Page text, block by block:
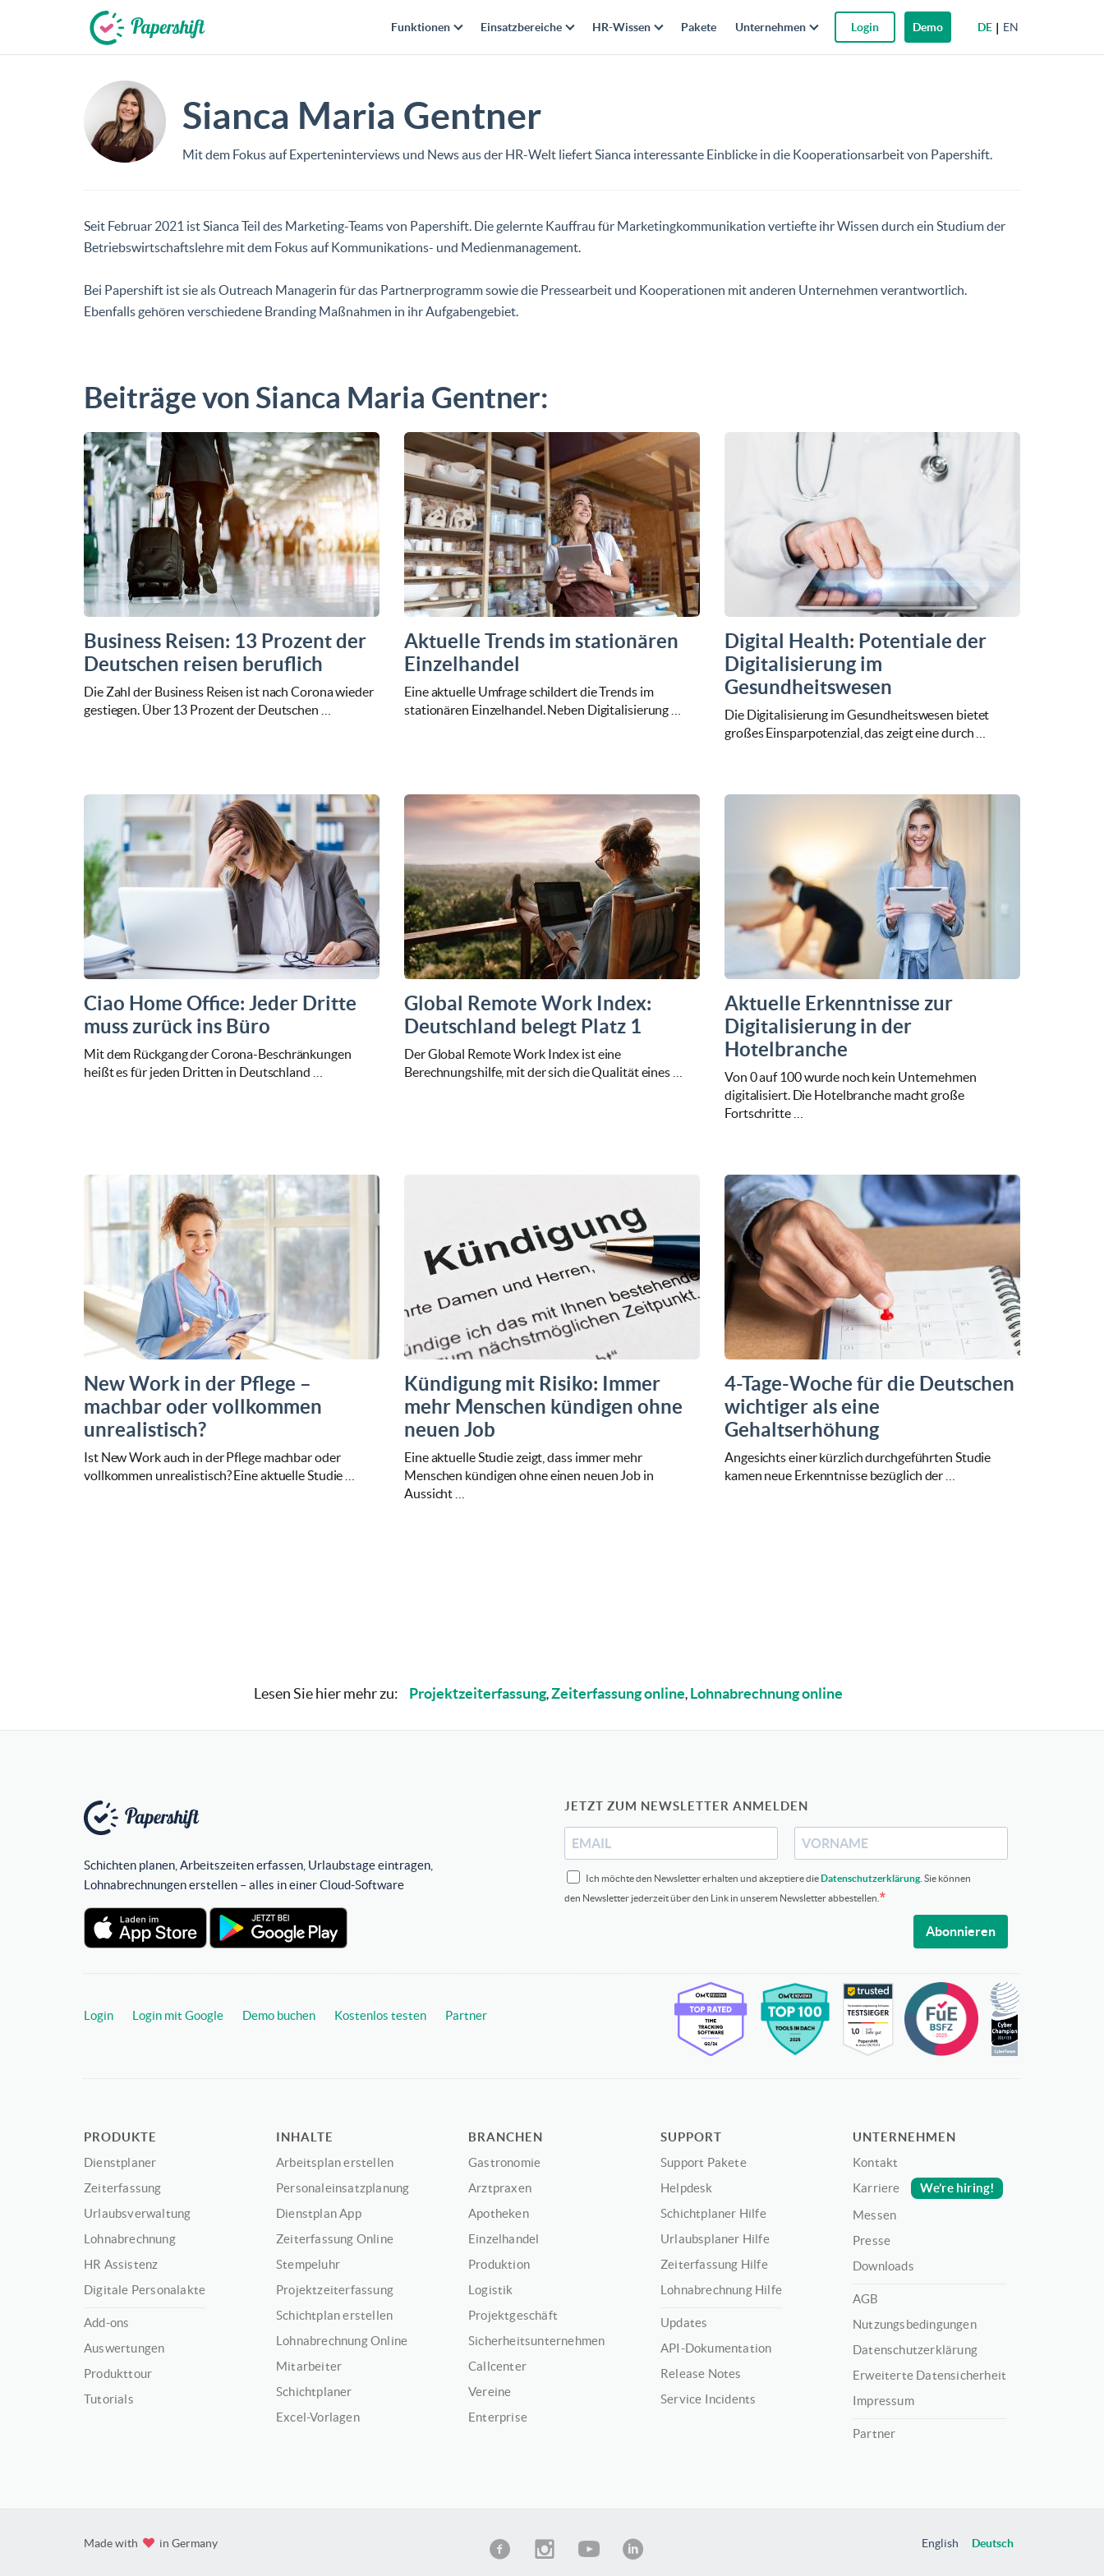
DE EN
Funktionen Einsatzbereiche HR-Wissen Pakete Unternehmen Login Demo
Sianca Maria Gentner
Mit dem Fokus auf Experteninterviews und News aus der HR-Welt liefert Sianca interessante Einblicke in die Kooperationsarbeit von Papershift.
Seit Februar 2021 ist Sianca Teil des Marketing-Teams von Papershift. Die gelernte Kauffrau für Marketingkommunikation vertiefte ihr Wissen durch ein Studium der
Betriebswirtschaftslehre mit dem Fokus auf Kommunikations- und Medienmanagement.
Bei Papershift ist sie als Outreach Managerin für das Partnerprogramm sowie die Pressearbeit und Kooperationen mit anderen Unternehmen verantwortlich.
Ebenfalls gehören verschiedene Branding Maßnahmen in ihr Aufgabengebiet.
Beiträge von Sianca Maria Gentner:
Business Reisen: 13 Prozent der
Deutschen reisen beruflich
Die Zahl der Business Reisen ist nach Corona wieder
gestiegen. Über 13 Prozent der Deutschen …
Aktuelle Trends im stationären
Einzelhandel
Eine aktuelle Umfrage schildert die Trends im
stationären Einzelhandel. Neben Digitalisierung …
Digital Health: Potentiale der
Digitalisierung im
Gesundheitswesen
Die Digitalisierung im Gesundheitswesen bietet
großes Einsparpotenzial, das zeigt eine durch …
Ciao Home Office: Jeder Dritte
muss zurück ins Büro
Mit dem Rückgang der Corona-Beschränkungen
heißt es für jeden Dritten in Deutschland …
Global Remote Work Index:
Deutschland belegt Platz 1
Der Global Remote Work Index ist eine
Berechnungshilfe, mit der sich die Qualität eines …
Aktuelle Erkenntnisse zur
Digitalisierung in der
Hotelbranche
Von 0 auf 100 wurde noch kein Unternehmen
digitalisiert. Die Hotelbranche macht große
Fortschritte …
New Work in der Pflege –
machbar oder vollkommen
unrealistisch?
Ist New Work auch in der Pflege machbar oder
vollkommen unrealistisch? Eine aktuelle Studie …
Kündigung mit Risiko: Immer
mehr Menschen kündigen ohne
neuen Job
Eine aktuelle Studie zeigt, dass immer mehr
Menschen kündigen ohne einen neuen Job in
Aussicht …
4-Tage-Woche für die Deutschen
wichtiger als eine
Gehaltserhöhung
Angesichts einer kürzlich durchgeführten Studie
kamen neue Erkenntnisse bezüglich der …
Lesen Sie hier mehr zu: Projektzeiterfassung,Zeiterfassung online, Lohnabrechnung online
Schichten planen, Arbeitszeiten erfassen, Urlaubstage eintragen,
Lohnabrechnungen erstellen – alles in einer Cloud-Software
JETZT ZUM NEWSLETTER ANMELDEN
Ich möchte den Newsletter erhalten und akzeptiere dieDatenschutzerklärung . Sie können
den Newsletter jederzeit über den Link in unserem Newsletter abbestellen.
Abonnieren
Login Login mit Google Demo buchen Kostenlos testen Partner
PRODUKTE
Dienstplaner
Zeiterfassung
Urlaubsverwaltung
Lohnabrechnung
HR Assistenz
Digitale Personalakte
Add-ons
Auswertungen
Produkttour
Tutorials
INHALTE
Arbeitsplan erstellen
Personaleinsatzplanung
Dienstplan App
Zeiterfassung Online
Stempeluhr
Projektzeiterfassung
Schichtplan erstellen
Lohnabrechnung Online
Mitarbeiter
Schichtplaner
Excel-Vorlagen
BRANCHEN
Gastronomie
Arztpraxen
Apotheken
Einzelhandel
Produktion
Logistik
Projektgeschäft
Sicherheitsunternehmen
Callcenter
Vereine
Enterprise
SUPPORT
Support Pakete
Helpdesk
Schichtplaner Hilfe
Urlaubsplaner Hilfe
Zeiterfassung Hilfe
Lohnabrechnung Hilfe
Updates
API-Dokumentation
Release Notes
Service Incidents
UNTERNEHMEN
Kontakt
Karriere
We’re hiring!
Messen
Presse
Downloads
AGB
Nutzungsbedingungen
Datenschutzerklärung
Erweiterte Datensicherheit
Impressum
Partner
Made with in Germany English Deutsch